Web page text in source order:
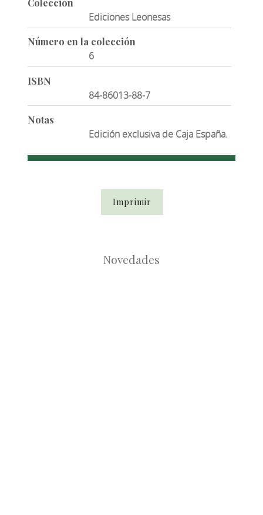
Colección
Ediciones Leonesas
Número en la colección
6
ISBN
84-86013-88-7
Notas
Edición exclusiva de Caja España.
Imprimir
Novedades